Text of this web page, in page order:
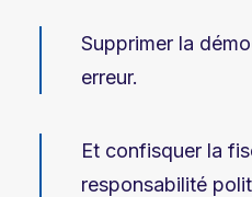
Supprimer la
erreur.
Et confisquer la
responsabilité